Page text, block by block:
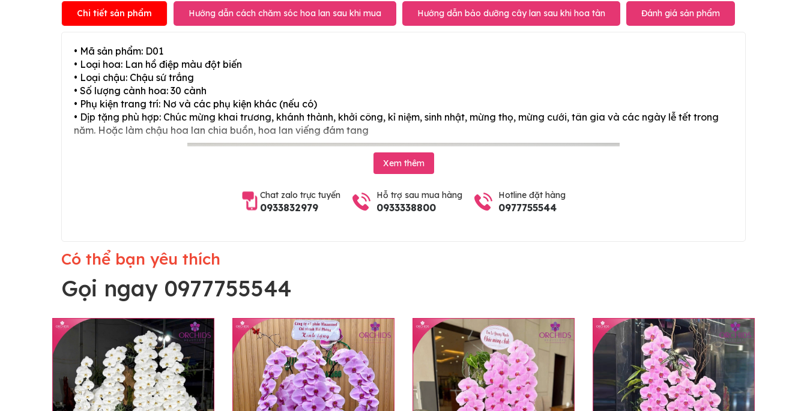
Chi tiết sản phẩm Hướng dẫn cách chăm sóc hoa lan sau khi mua Hướng dẫn bảo dưỡng cây lan sau khi hoa tàn Đánh giá sản phẩm
• Mã sản phẩm: D01
• Loại hoa: Lan hồ điệp màu đột biến
• Loại chậu: Chậu sứ trắng
• Số lượng cành hoa: 30 cành
• Phụ kiện trang trí: Nơ và các phụ kiện khác (nếu có)
• Dịp tặng phù hợp: Chúc mừng khai trương, khánh thành, khởi công, kỉ niệm, sinh nhật, mừng thọ, mừng cưới, tân gia và các ngày lễ tết trong
năm. Hoặc làm chậu hoa lan chia buồn, hoa lan viếng đám tang
Xem thêm
Chat zalo trực tuyến
0933832979
Hỗ trợ sau mua hàng
0933338800
Hotline đặt hàng
0977755544
Có thể bạn yêu thích
Gọi ngay 0977755544